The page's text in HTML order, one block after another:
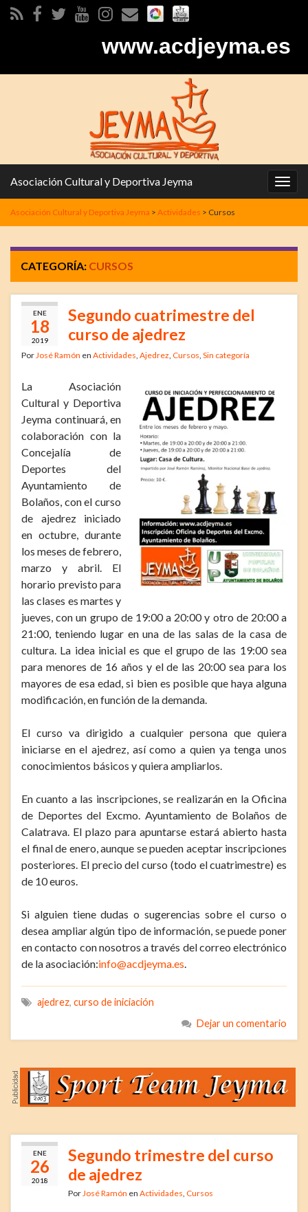
www.acdjeyma.es
la
Asociación Cultural y Deportiva Jeyma
Asociación Cultural y Deportiva Jeyma > Actividades > Cursos
CATEGORÍA: CURSOS
ENE
18
2019
Segundo cuatrimestre del
curso de ajedrez
Por José Ramón en Actividades Ajedrez Cursos Sin categoría
La Asociación
Cultural y Deportiva
Jeyma continuará, en
colaboración con la
Concejalía de
Deportes del
Ayuntamiento de
Bolaños, con el curso
de ajedrez iniciado
en octubre, durante
los meses de febrero,
marzo y abril. El
horario previsto para
las clases es martes y
jueves, con un grupo de 19:00 a 20:00 y otro de 20:00 a
21:00, teniendo lugar en una de las salas de la casa de
cultura. La idea inicial es que el grupo de las 19:00 sea
para menores de 16 años y el de las 20:00 sea para los
mayores de esa edad, si bien es posible que haya alguna
modificación, en función de la demanda.
El curso va dirigido a cualquier persona que quiera
iniciarse en el ajedrez, así como a quien ya tenga unos
conocimientos básicos y quiera ampliarlos.
En cuanto a las inscripciones, se realizarán en la Oficina
de Deportes del Excmo. Ayuntamiento de Bolaños de
Calatrava. El plazo para apuntarse estará abierto hasta
el final de enero, aunque se pueden aceptar inscripciones
posteriores. El precio del curso (todo el cuatrimestre) es
de 10 euros.
Si alguien tiene dudas o sugerencias sobre el curso o
desea ampliar algún tipo de información, se puede poner
en contacto con nosotros a través del correo electrónico
de la asociación:info@acdjeyma.es
ajedrez, curso de iniciación
Dejar un comentario
ENE
26
2018
Segundo trimestre del curso
de ajedrez
Por José Ramón en Actividades Cursos